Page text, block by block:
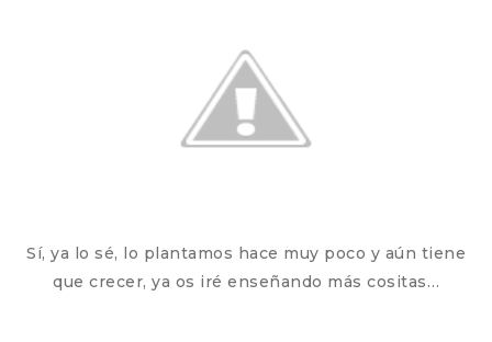
Sí, ya lo sé, lo plantamos hace muy poco y aún tiene
que crecer, ya os iré enseñando más cositas…